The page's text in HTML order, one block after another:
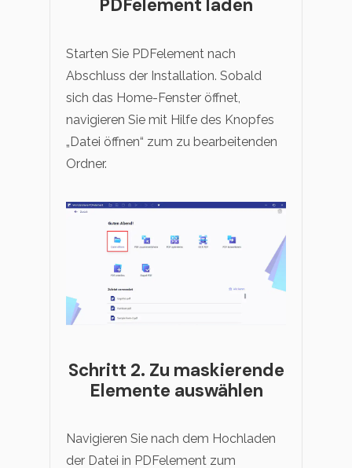
PDFelement laden
Starten Sie PDFelement nach
Abschluss der Installation. Sobald
sich das Home-Fenster öffnet,
navigieren Sie mit Hilfe des Knopfes
„Datei öffnen“ zum zu bearbeitenden
Ordner.
Schritt 2. Zu maskierende
Elemente auswählen
Navigieren Sie nach dem Hochladen
der Datei in PDFelement zum